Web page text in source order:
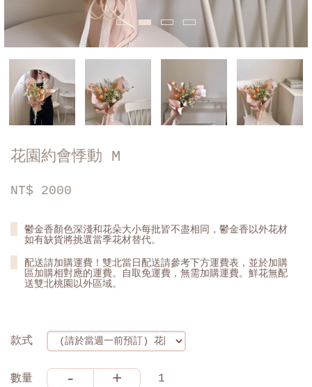
花園約會悸動 M
NT$ 2000
鬱金香顏色深淺和花朵大小每批皆不盡相同，鬱金香以外花材
如有缺貨將挑選當季花材替代。
配送請加購運費！雙北當日配送請參考下方運費表，並於加購
區加購相對應的運費。自取免運費，無需加購運費。鮮花無配
送雙北桃園以外區域。
款式
數量 - + 1